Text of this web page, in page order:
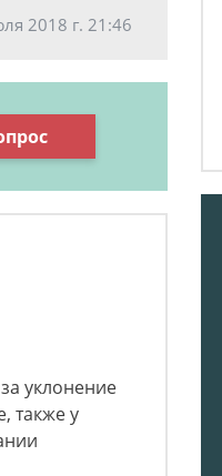
2018 г. 21:46
уклонение
также у